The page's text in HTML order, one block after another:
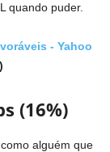
quando puder.
​​- Yahoo
)
(16%)
alguém que